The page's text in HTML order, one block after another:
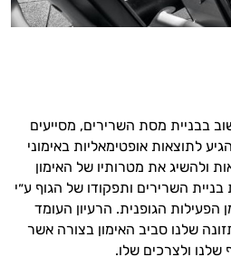
בבניית מסת השרירים, מסייעים
לתוצאות אופטימאליות באימוני
ולהשיג את מטרותיו של האימון
השרירים ותפקודו של הגוף ע״י
הגופנית. הרעיון העומד
שלנו סביב האימון בצורה אשר
ולצרכים שלו.